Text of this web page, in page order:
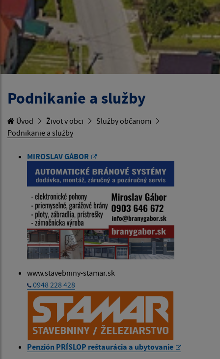
Podnikanie a služby
Úvod Život v obci
Služby občanom
Podnikanie a služby
MIROSLAV GÁBOR
www.stavebniny-stamar.sk
0948 228 428
Penzión PRÍSLOP reštaurácia a ubytovanie